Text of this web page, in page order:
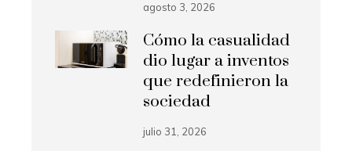
agosto 3, 2026
Cómo la casualidad
dio lugar a inventos
que redefinieron la
sociedad
julio 31, 2026